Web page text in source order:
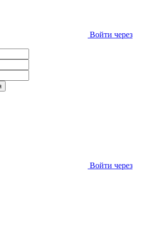
Войти через
Войти через